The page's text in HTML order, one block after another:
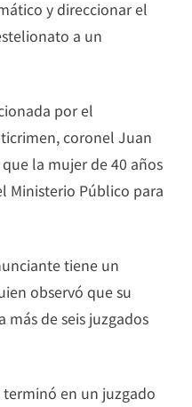
y direccionar el
a un
por el
coronel Juan
la mujer de 40 años
Ministerio Público para
tiene un
observó que su
más de seis juzgados
en un juzgado